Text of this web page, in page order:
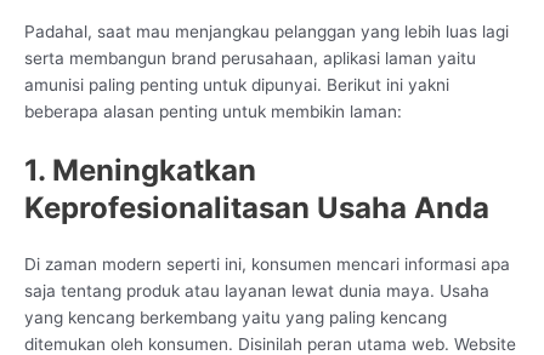
Padahal, saat mau menjangkau pelanggan yang lebih luas lagi
serta membangun brand perusahaan, aplikasi laman yaitu
amunisi paling penting untuk dipunyai. Berikut ini yakni
beberapa alasan penting untuk membikin laman:
1. Meningkatkan
Keprofesionalitasan Usaha Anda
Di zaman modern seperti ini, konsumen mencari informasi apa
saja tentang produk atau layanan lewat dunia maya. Usaha
yang kencang berkembang yaitu yang paling kencang
ditemukan oleh konsumen. Disinilah peran utama web. Website